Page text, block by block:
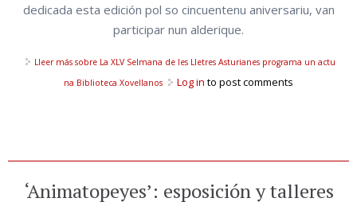
dedicada esta edición pol so cincuentenu aniversariu, van
participar nun alderique.
Lleer mássobre La XLV Selmana de les Lletres Asturianes programa un actu
na Biblioteca Xovellanos
Log in to post comments
‘Animatopeyes’: esposición y talleres